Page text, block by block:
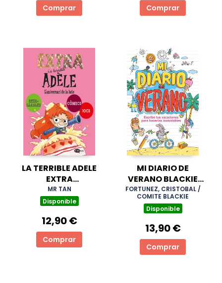
Comprar Comprar
LA TERRIBLE ADELE
EXTRA
2:L'ANIVERSARI DE
LA JADE
MR TAN
Disponible
12,90 €
Comprar
MI DIARIO DE
VERANO BLACKIE
BOOKS
FORTUNEZ, CRISTOBAL /
COMITE BLACKIE
Disponible
13,90 €
Comprar